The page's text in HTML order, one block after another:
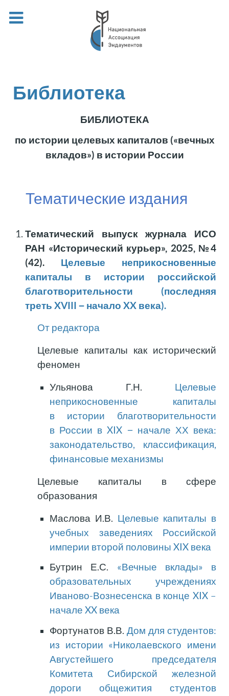
Библиотека
БИБЛИОТЕКА
по истории целевых капиталов («вечных
вкладов») в истории России
Тематические издания
Тематический выпуск журнала ИСО
РАН «Исторический курьер», 2025, №4
(42). Целевые неприкосновенные
капиталы в истории российской
благотворительности (последняя
треть XVIII − начало XX века).
От редактора
Целевые капиталы как исторический
феномен
Ульянова Г.Н. Целевые
неприкосновенные капиталы
в истории благотворительности
в России в XIX − начале ХХ века:
законодательство, классификация,
финансовые механизмы
Целевые капиталы в сфере
образования
Маслова И.В. Целевые капиталы в
учебных заведениях Российской
империи второй половины XIX века
Бутрин Е.С. «Вечные вклады» в
образовательных учреждениях
Иваново-Вознесенска в конце XIX –
начале XX века
Фортунатов В.В. Дом для студентов:
из истории «Николаевского имени
Августейшего председателя
Комитета Сибирской железной
дороги общежития студентов